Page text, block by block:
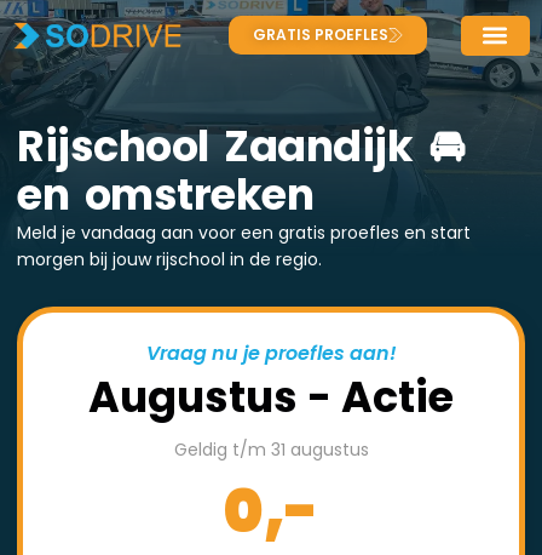
GRATIS PROEFLES
Rijschool Zaandijk 🚘
en omstreken
Meld je vandaag aan voor een gratis proefles en start
morgen bij jouw rijschool in de regio.
Vraag nu je proefles aan!
Augustus - Actie
Geldig t/m 31 augustus
0,-